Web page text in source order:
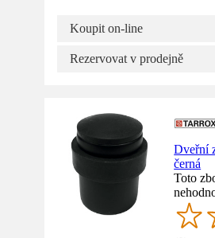
Koupit on-line
Rezervovat v prodejně
Dveřní
černá
Toto